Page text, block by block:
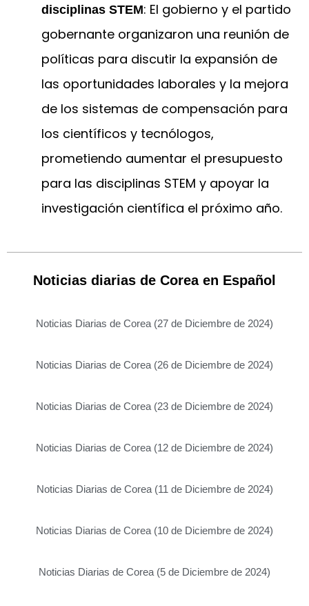
disciplinas STEM: El gobierno y el partido
gobernante organizaron una reunión de
políticas para discutir la expansión de
las oportunidades laborales y la mejora
de los sistemas de compensación para
los científicos y tecnólogos,
prometiendo aumentar el presupuesto
para las disciplinas STEM y apoyar la
investigación científica el próximo año.
Noticias diarias de Corea en Español
Noticias Diarias de Corea (27 de Diciembre de 2024)
Noticias Diarias de Corea (26 de Diciembre de 2024)
Noticias Diarias de Corea (23 de Diciembre de 2024)
Noticias Diarias de Corea (12 de Diciembre de 2024)
Noticias Diarias de Corea (11 de Diciembre de 2024)
Noticias Diarias de Corea (10 de Diciembre de 2024)
Noticias Diarias de Corea (5 de Diciembre de 2024)